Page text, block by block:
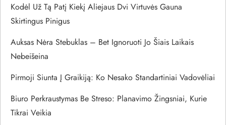
j
a
t
a
r
Kodėl Už Tą Patį Kiekį Aliejaus Dvi Virtuvės Gauna
Skirtingus Pinigus
Auksas Nėra Stebuklas – Bet Ignoruoti Jo Šiais Laikais
Nebeišeina
Pirmoji Siunta Į Graikiją: Ko Nesako Standartiniai Vadovėliai
Biuro Perkraustymas Be Streso: Planavimo Žingsniai, Kurie
Tikrai Veikia